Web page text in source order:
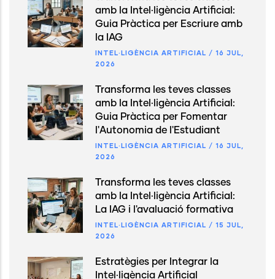
amb la Intel·ligència Artificial:
Guia Pràctica per Escriure amb
la IAG
INTEL·LIGÈNCIA ARTIFICIAL / 16 JUL,
2026
Transforma les teves classes
amb la Intel·ligència Artificial:
Guia Pràctica per Fomentar
l'Autonomia de l'Estudiant
INTEL·LIGÈNCIA ARTIFICIAL / 16 JUL,
2026
Transforma les teves classes
amb la Intel·ligència Artificial:
La IAG i l'avaluació formativa
INTEL·LIGÈNCIA ARTIFICIAL / 15 JUL,
2026
Estratègies per Integrar la
Intel·ligència Artificial